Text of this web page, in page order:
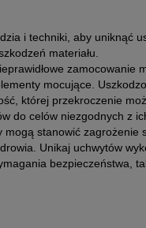
i techniki, aby uniknąć
materiału.
mocujące.
której przekroczenie
do celów niezgodnych z
stanowić zagrożenie
Unikaj uchwytów
bezpieczeństwa,